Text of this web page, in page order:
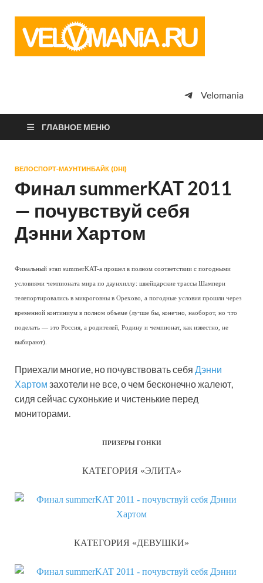
просто
Velomania
ГЛАВНОЕ МЕНЮ
ВЕЛОСПОРТ-МАУНТИНБАЙК (DHI)
Финал summerKAT 2011
— почувствуй себя
Дэнни Хартом
Финальный этап summerKAT-а прошел в полном соответствии с погодными
условиями чемпионата мира по даунхиллу: швейцарские трассы Шампери
телепортировались в микроговны в Орехово, а погодные условия прошли через
временной континиум в полном объеме (лучше бы, конечно, наоборот, но что
поделать — это Россия, а родителей, Родину и чемпионат, как известно, не
выбирают).
Приехали многие, но почувствовать себя Дэнни
Хартом захотели не все, о чем бесконечно жалеют,
сидя сейчас сухонькие и чистенькие перед
мониторами.
ПРИЗЕРЫ ГОНКИ
КАТЕГОРИЯ «ЭЛИТА»
КАТЕГОРИЯ «ДЕВУШКИ»